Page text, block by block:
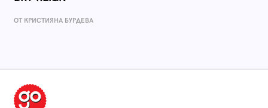
ОТ КРИСТИЯНА БУРДЕВА